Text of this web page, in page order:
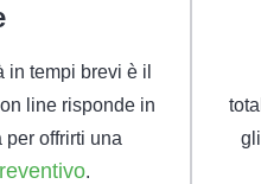
tempi brevi è il
line risponde in
per offrirti una
.